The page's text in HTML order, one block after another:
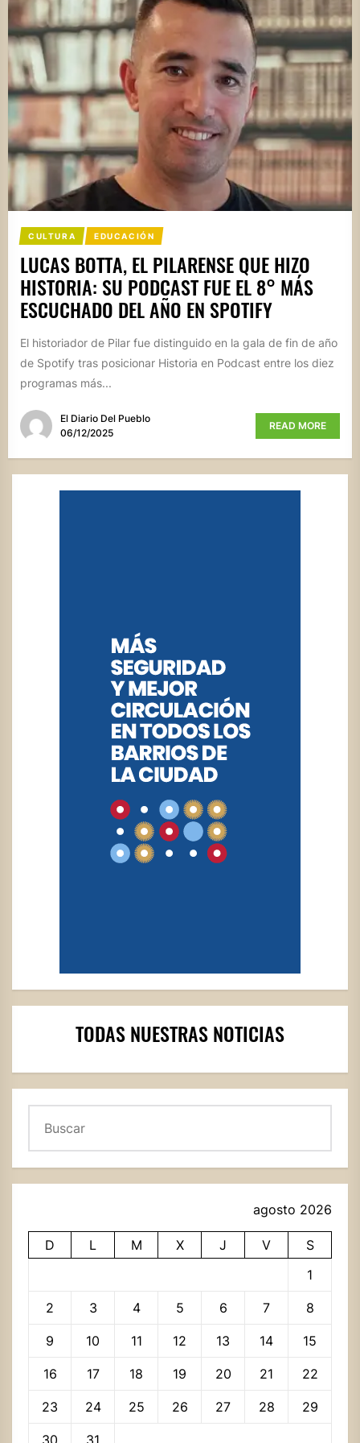
CULTURA EDUCACIÓN
LUCAS BOTTA, EL PILARENSE QUE HIZO
HISTORIA: SU PODCAST FUE EL 8° MÁS
ESCUCHADO DEL AÑO EN SPOTIFY
El historiador de Pilar fue distinguido en la gala de fin de año
de Spotify tras posicionar Historia en Podcast entre los diez
programas más...
El Diario Del Pueblo
06/12/2025
READ MORE
TODAS NUESTRAS NOTICIAS
agosto 2026
D L M X J V
S
1
2 3 4 5 6 7 8
9 10 11 12 13 14 15
16 17 18 19 20 21 22
23 24 25 26 27 28 29